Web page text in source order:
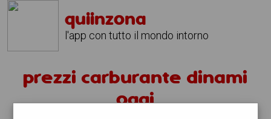
quiinzona
l'app con tutto il mondo intorno
prezzi carburante dinami
oggi